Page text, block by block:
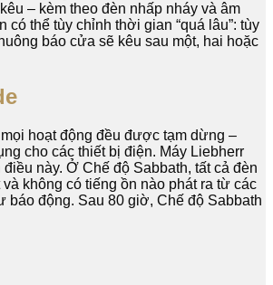
– kèm theo đèn nhấp nháy và âm
có thể tùy chỉnh thời gian “quá lâu”: tùy
báo cửa sẽ kêu sau một, hai hoặc
hoạt động đều được tạm dừng –
cho các thiết bị điện. Máy Liebherr
này. Ở Chế độ Sabbath, tất cả đèn
không có tiếng ồn nào phát ra từ các
báo động. Sau 80 giờ, Chế độ Sabbath